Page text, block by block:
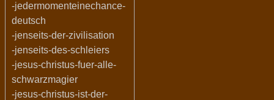
-jedermomenteinechance-
deutsch
-jenseits-der-zivilisation
-jenseits-des-schleiers
-jesus-christus-fuer-alle-
schwarzmagier
-jesus-christus-ist-der-